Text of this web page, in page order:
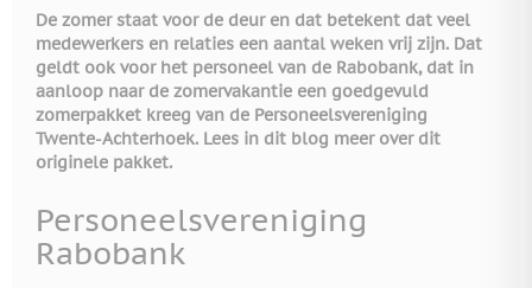
De zomer staat voor de deur en dat betekent dat veel
medewerkers en relaties een aantal weken vrij zijn. Dat
geldt ook voor het personeel van de Rabobank, dat in
aanloop naar de zomervakantie een goedgevuld
zomerpakket kreeg van de Personeelsvereniging
Twente-Achterhoek. Lees in dit blog meer over dit
originele pakket.
Personeelsvereniging
Rabobank